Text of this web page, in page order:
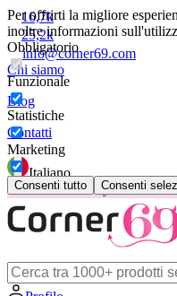
Per offrirti la migliore
inoltre informazioni
Obbligatorio
Funzionale
Statistiche
Marketing
Consenti tutto Consenti
16,7k
25,2k
info@corner69.com
Chi siamo
Blog
Contatti
Italiano
😽Svakom Klitty: 15 € IN